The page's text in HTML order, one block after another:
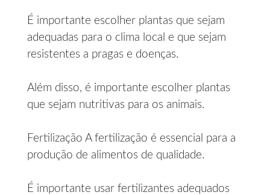
É importante escolher plantas que sejam
adequadas para o clima local e que sejam
resistentes a pragas e doenças.
Além disso, é importante escolher plantas
que sejam nutritivas para os animais.
Fertilização A fertilização é essencial para a
produção de alimentos de qualidade.
É importante usar fertilizantes adequados